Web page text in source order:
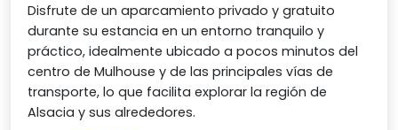
Disfrute de un aparcamiento privado y gratuito
durante su estancia en un entorno tranquilo y
práctico, idealmente ubicado a pocos minutos del
centro de Mulhouse y de las principales vías de
transporte, lo que facilita explorar la región de
Alsacia y sus alrededores.